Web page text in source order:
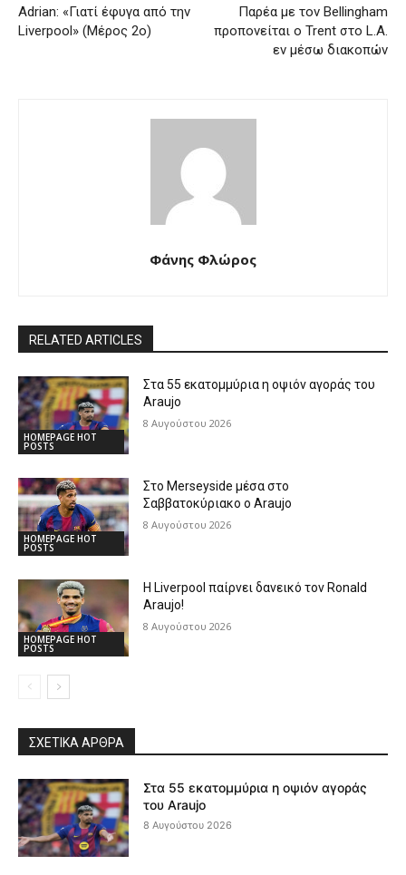
Adrian: «Γιατί έφυγα από την
Liverpool» (Μέρος 2ο)
Παρέα με τον Bellingham
προπονείται ο Trent στο L.A.
εν μέσω διακοπών
Φάνης Φλώρος
RELATED ARTICLES
HOMEPAGE HOT
POSTS
Στα 55 εκατομμύρια η οψιόν αγοράς του
Araujo
8 Αυγούστου 2026
HOMEPAGE HOT
POSTS
Στο Merseyside μέσα στο
Σαββατοκύριακο ο Araujo
8 Αυγούστου 2026
HOMEPAGE HOT
POSTS
Η Liverpool παίρνει δανεικό τον Ronald
Araujo!
8 Αυγούστου 2026
ΣΧΕΤΙΚΆ ΆΡΘΡΑ
Στα 55 εκατομμύρια η οψιόν αγοράς
του Araujo
8 Αυγούστου 2026